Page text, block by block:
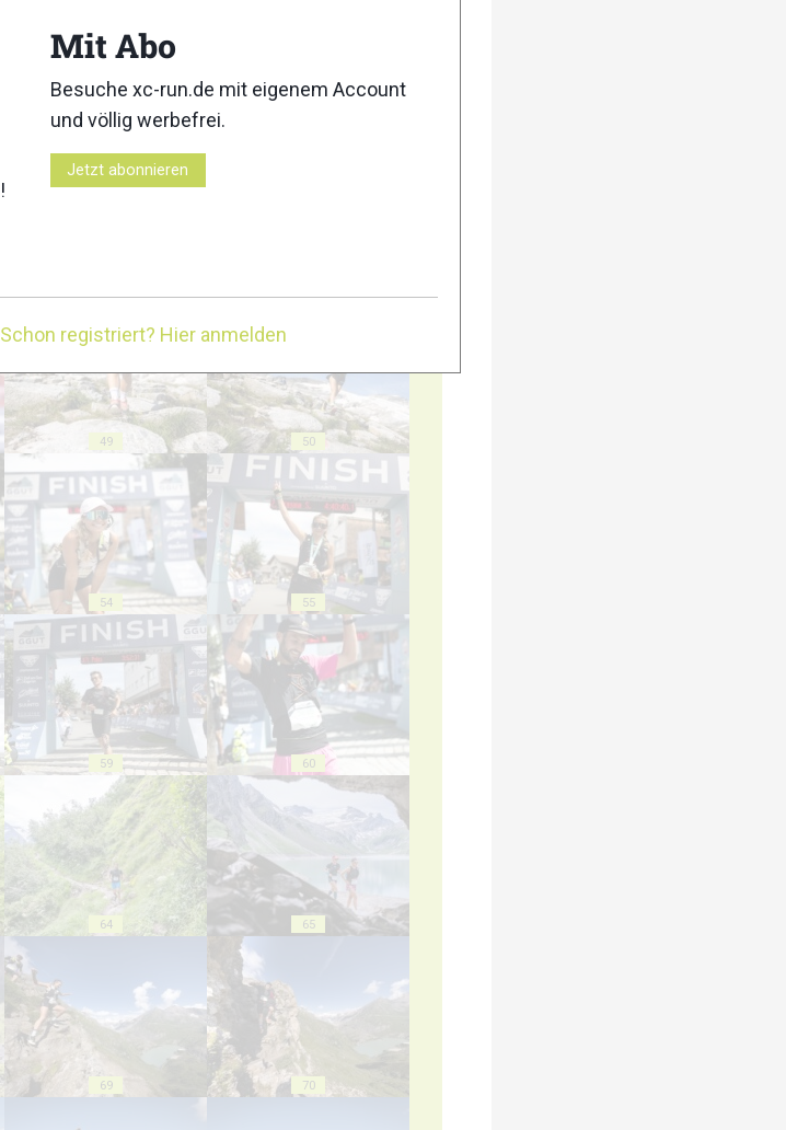
39
49 50
54 55
59 60
64 65
69 70
!
Mit Abo
Besuche xc-run.de mit eigenem Account
und völlig werbefrei.
Jetzt abonnieren
Schon registriert? Hier anmelden